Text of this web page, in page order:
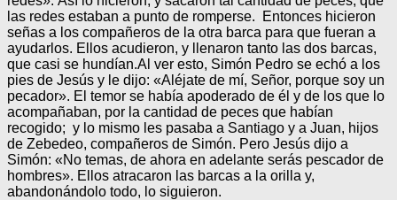
las redes estaban a punto de romperse. Entonces hicieron
señas a los compañeros de la otra barca para que fueran a
ayudarlos. Ellos acudieron, y llenaron tanto las dos barcas,
que casi se hundían.Al ver esto, Simón Pedro se echó a los
pies de Jesús y le dijo: «Aléjate de mí, Señor, porque soy un
pecador». El temor se había apoderado de él y de los que lo
acompañaban, por la cantidad de peces que habían
recogido; y lo mismo les pasaba a Santiago y a Juan, hijos
de Zebedeo, compañeros de Simón. Pero Jesús dijo a
Simón: «No temas, de ahora en adelante serás pescador de
hombres». Ellos atracaron las barcas a la orilla y,
abandonándolo todo, lo siguieron.